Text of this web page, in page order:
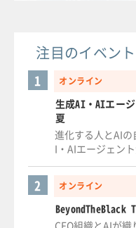
注目のイベン
オンライン
1
生成AI・AIエー
夏
進化する人とAI
I・AIエージェン
オンライン
2
BeyondTheBlack